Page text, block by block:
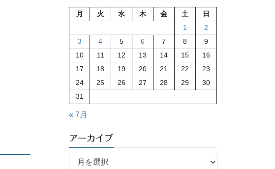
月 火 水 木 金 土
日
1
2
3
4 5 6 7 8
9
10
11 12 13 14 15
16
17
18 19 20 21 22
23
24
25 26 27 28 29
30
31
« 7月
アーカイブ
ア